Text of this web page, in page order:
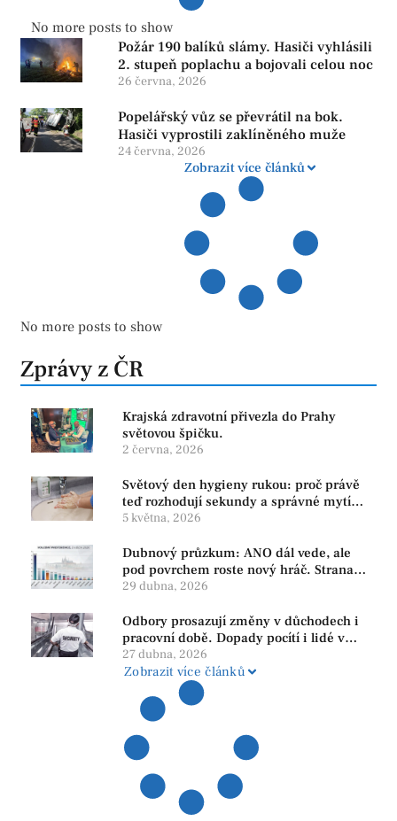
No more posts to show
Požár 190 balíků slámy. Hasiči vyhlásili
2. stupeň poplachu a bojovali celou noc
26 června, 2026
Popelářský vůz se převrátil na bok.
Hasiči vyprostili zaklíněného muže
24 června, 2026
Zobrazit více článků
No more posts to show
Zprávy z ČR
Krajská zdravotní přivezla do Prahy
světovou špičku.
2 června, 2026
Světový den hygieny rukou: proč právě
teď rozhodují sekundy a správné mytí
rukou
5 května, 2026
Dubnový průzkum: ANO dál vede, ale
pod povrchem roste nový hráč. Strana
PRO se drží nejvýš mezi menšími
29 dubna, 2026
Odbory prosazují změny v důchodech i
pracovní době. Dopady pocítí i lidé v
našem regionu
27 dubna, 2026
Zobrazit více článků